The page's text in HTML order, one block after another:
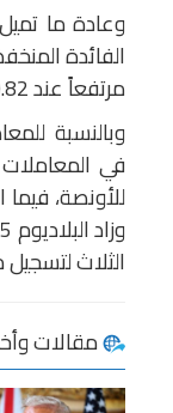
وعادة ما
الفائدة
مرتفعاً عند 3790.82 دولار يوم الثلاثاء.
وبالنسبة
الثلاث
مقالات